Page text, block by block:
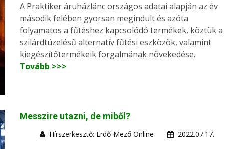
A Praktiker áruházlánc országos adatai alapján az év
második felében gyorsan megindult és azóta
folyamatos a fűtéshez kapcsolódó termékek, köztük a
szilárdtüzelésű alternatív fűtési eszközök, valamint
kiegészítőtermékeik forgalmának növekedése.
Tovább >>>
Messzire utazni, de miből?
Hírszerkesztő: Erdő-Mező Online 2022.07.17.